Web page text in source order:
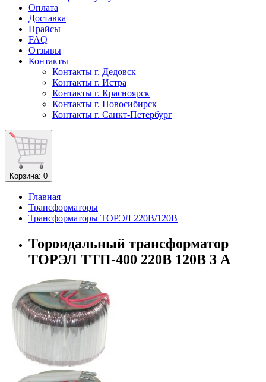
Оплата
Доставка
Прайсы
FAQ
Отзывы
Контакты
Контакты г. Дедовск
Контакты г. Истра
Контакты г. Красноярск
Контакты г. Новосибирск
Контакты г. Санкт-Петербург
Корзина: 0
Главная
Трансформаторы
Трансформаторы ТОРЭЛ 220В/120В
Тороидальный трансформатор
ТОРЭЛ ТТП-400 220В 120В 3 А